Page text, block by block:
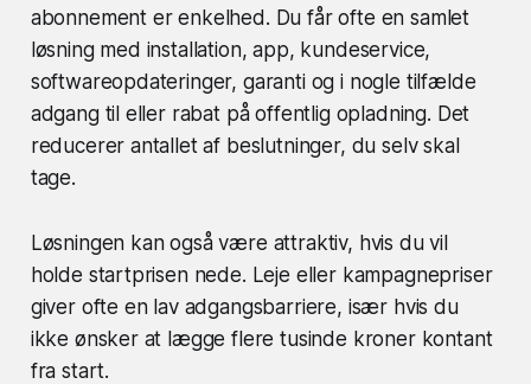
abonnement er enkelhed. Du får ofte en samlet
løsning med installation, app, kundeservice,
softwareopdateringer, garanti og i nogle tilfælde
adgang til eller rabat på offentlig opladning. Det
reducerer antallet af beslutninger, du selv skal
tage.
Løsningen kan også være attraktiv, hvis du vil
holde startprisen nede. Leje eller kampagnepriser
giver ofte en lav adgangsbarriere, især hvis du
ikke ønsker at lægge flere tusinde kroner kontant
fra start.